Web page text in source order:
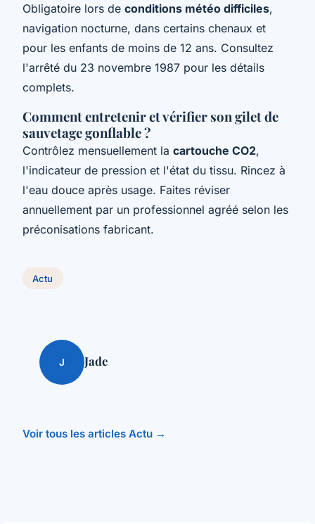
Obligatoire lors de conditions météo difficiles,
navigation nocturne, dans certains chenaux et
pour les enfants de moins de 12 ans. Consultez
l'arrêté du 23 novembre 1987 pour les détails
complets.
Comment entretenir et vérifier son gilet de
sauvetage gonflable ?
Contrôlez mensuellement la cartouche CO2,
l'indicateur de pression et l'état du tissu. Rincez à
l'eau douce après usage. Faites réviser
annuellement par un professionnel agréé selon les
préconisations fabricant.
Actu
J Jade
Voir tous les articles Actu →